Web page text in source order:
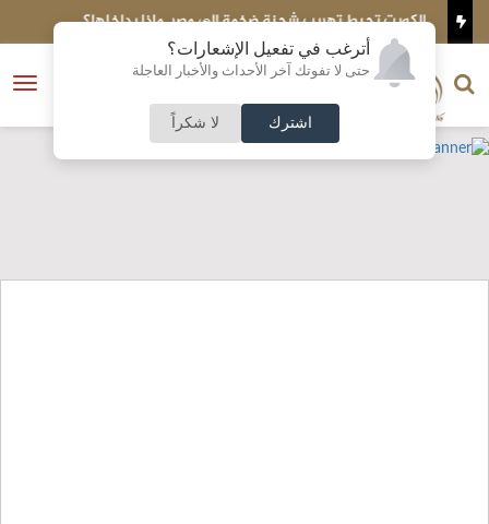
أترغب في تفعيل الإشعارات؟
حتى لا تفوتك آخر الأحداث والأخبار العاجلة
اشترك لا شكراً
الكويت تحبط تهريب شحنة ضخمة إلى مصر..ماذا بداخلها؟
فتح
الناشر و رئيس التحرير
النسخة الكاملة